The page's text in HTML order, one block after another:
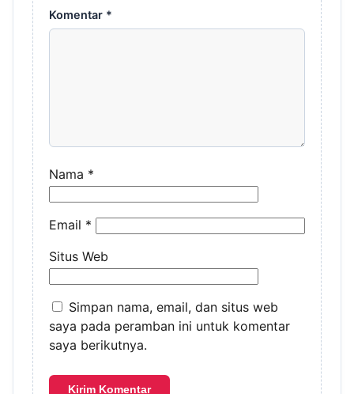
Komentar *
Nama *
Email *
Situs Web
Simpan nama, email, dan situs web
saya pada peramban ini untuk komentar
saya berikutnya.